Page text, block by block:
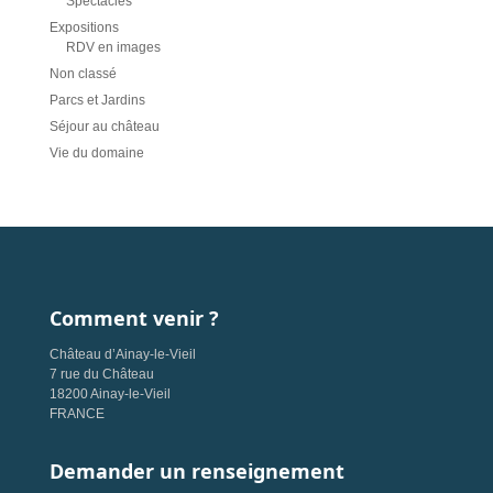
Expositions
RDV en images
Non classé
Parcs et Jardins
Séjour au château
Vie du domaine
Comment venir ?
Château d’Ainay-le-Vieil
7 rue du Château
18200 Ainay-le-Vieil
FRANCE
Demander un renseignement